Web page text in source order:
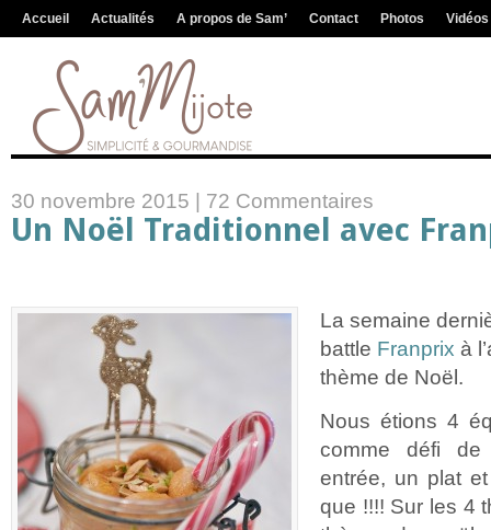
Accueil Actualités A propos de Sam’ Contact Photos Vidéos
30 novembre 2015 | 72 Commentaires
Un Noël Traditionnel avec
La semaine
battle Franprix à
thème de Noël.
Nous étions 4
comme défi
entrée, un plat
que !!!! Sur les 4